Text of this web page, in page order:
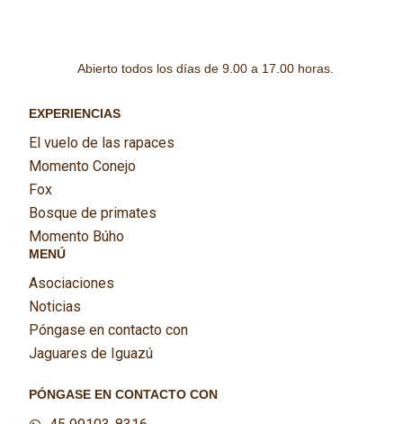
Abierto todos los días de 9.00 a 17.00 horas.
EXPERIENCIAS
El vuelo de las rapaces
Momento Conejo
Fox
Bosque de primates
Momento Búho
MENÚ
Asociaciones
Noticias
Póngase en contacto con
Jaguares de Iguazú
PÓNGASE EN CONTACTO CON